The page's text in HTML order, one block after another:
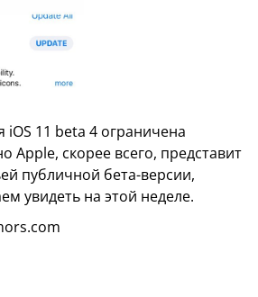
11 beta 4 ограничена
Apple, скорее всего, представит
публичной бета-версии,
увидеть на этой неделе.